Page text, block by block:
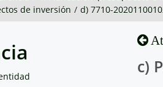
de inversión / d) 7710-
c)